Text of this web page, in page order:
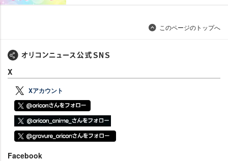
このページのトップへ
X
Xアカウント
Facebook